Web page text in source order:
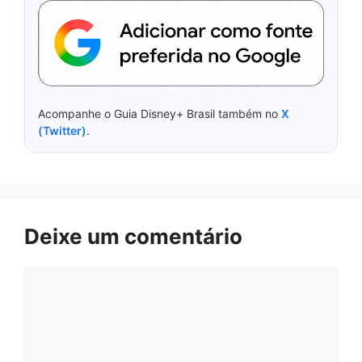
Acompanhe o Guia Disney+ Brasil também no X
(Twitter).
Deixe um comentário